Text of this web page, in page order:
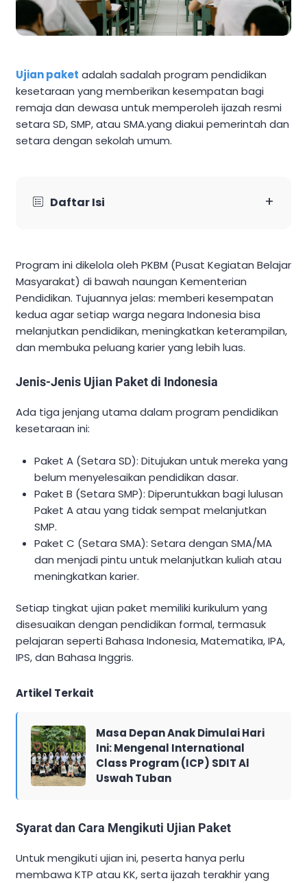
Ujian paket adalah sadalah program pendidikan
kesetaraan yang memberikan kesempatan bagi
remaja dan dewasa untuk memperoleh ijazah resmi
setara SD, SMP, atau SMA.yang diakui pemerintah dan
setara dengan sekolah umum.
Daftar Isi +
Program ini dikelola oleh PKBM (Pusat Kegiatan Belajar
Masyarakat) di bawah naungan Kementerian
Pendidikan. Tujuannya jelas: memberi kesempatan
kedua agar setiap warga negara Indonesia bisa
melanjutkan pendidikan, meningkatkan keterampilan,
dan membuka peluang karier yang lebih luas.
Jenis-Jenis Ujian Paket di Indonesia
Ada tiga jenjang utama dalam program pendidikan
kesetaraan ini:
Paket A (Setara SD): Ditujukan untuk mereka yang
belum menyelesaikan pendidikan dasar.
Paket B (Setara SMP): Diperuntukkan bagi lulusan
Paket A atau yang tidak sempat melanjutkan
SMP.
Paket C (Setara SMA): Setara dengan SMA/MA
dan menjadi pintu untuk melanjutkan kuliah atau
meningkatkan karier.
Setiap tingkat ujian paket memiliki kurikulum yang
disesuaikan dengan pendidikan formal, termasuk
pelajaran seperti Bahasa Indonesia, Matematika, IPA,
IPS, dan Bahasa Inggris.
Artikel Terkait
Masa Depan Anak Dimulai Hari
Ini: Mengenal International
Class Program (ICP) SDIT Al
Uswah Tuban
Syarat dan Cara Mengikuti Ujian Paket
Untuk mengikuti ujian ini, peserta hanya perlu
membawa KTP atau KK, serta ijazah terakhir yang